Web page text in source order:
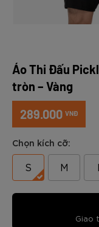
Áo Thi Đấu
tròn – Vàng
289.000 VNĐ
Chọn kích cỡ:
S M L
Giao